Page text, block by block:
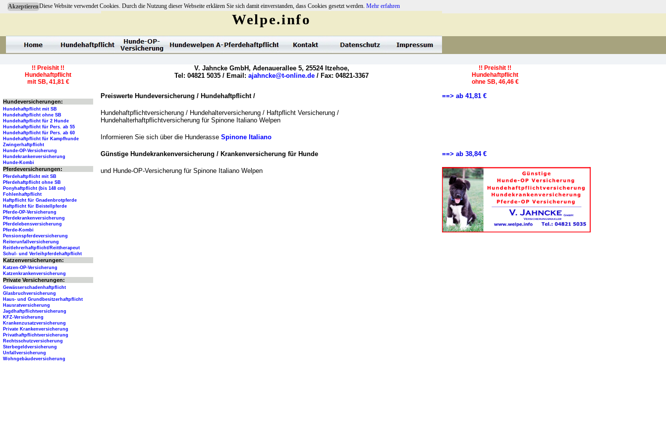
AkzeptierenDiese Website verwendet Cookies. Durch die Nutzung dieser Webseite erklären Sie sich damit einverstanden, dass Cookies gesetzt werden. Mehr erfahren
Preiswerte Hundeversicherung / Hundehaftpflicht /
Hundehaftpflichtversicherung / Hundehalterversicherung / Haftpflicht Versicherung /
Hundehalterhaftpflichtversicherung für Spinone Italiano Welpen
Informieren Sie sich über die Hunderasse Spinone Italiano
Günstige Hundekrankenversicherung / Krankenversicherung für Hunde
und Hunde-OP-Versicherung für Spinone Italiano Welpen
==> ab 41,81 €
==> ab 38,84 €
Welpe.info
V. Jahncke GmbH, Adenauerallee 5, 25524 Itzehoe,
Tel: 04821 5035 / Email: ajahncke@t-online.de / Fax: 04821-3367
!! Preishit !!
Hundehaftpflicht
mit SB, 41,81 €
!! Preishit !!
Hundehaftpflicht
ohne SB, 46,46 €
Hundeversicherungen:
Hundehaftpflicht mit SB
Hundehaftpflicht ohne SB
Hundehaftpflicht für 2 Hunde
Hundehaftpflicht für Pers. ab 55
Hundehaftpflicht für Pers. ab 60
Hundehaftpflicht für Kampfhunde
Zwingerhaftpflicht
Hunde-OP-Versicherung
Hundekrankenversicherung
Hunde-Kombi
Pferdeversicherungen:
Pferdehaftpflicht mit SB
Pferdehaftpflicht ohne SB
Ponyhaftpflicht (bis 148 cm)
Fohlenhaftpflicht
Haftpflicht für Gnadenbrotpferde
Haftpflicht für Beistellpferde
Pferde-OP-Versicherung
Pferdekrankenversicherung
Pferdelebensversicherung
Pferde-Kombi
Pensionspferdeversicherung
Reiterunfallversicherung
Reitlehrerhaftpflicht/Reittherapeut
Schul- und Verleihpferdehaftpflicht
Katzenversicherungen:
Katzen-OP-Versicherung
Katzenkrankenversicherung
Private Versicherungen:
Gewässerschadenhaftpflicht
Glasbruchversicherung
Haus- und Grundbesitzerhaftpflicht
Hausratversicherung
Jagdhaftpflichtversicherung
KFZ-Versicherung
Krankenzusatzversicherung
Private Krankenversicherung
Privathaftpflichtversicherung
Rechtsschutzversicherung
Sterbegeldversicherung
Unfallversicherung
Wohngebäudeversicherung